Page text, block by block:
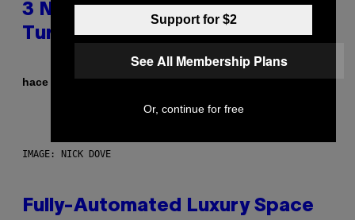
3 No-Skip Geek Rock Albums
Turning 30 This Year
hace 46 minutosPor
IMAGE: NICK DOVE
Fully-Automated Luxury Space
Support for $2
See All Membership Plans
Or, continue for free